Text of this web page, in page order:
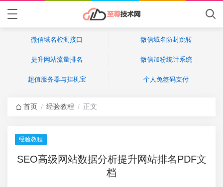
微信域名检测接口 微信域名防封跳转
提升网站流量排名 微信加粉统计系统
超值服务器与挂机宝 个人免签码支付
首页 / 经验教程 / 正文
经验教程
SEO高级网站数据分析提升网站排名PDF文
档